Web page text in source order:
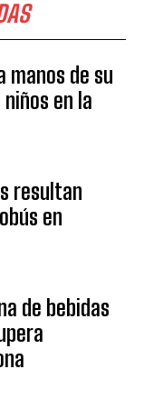
manos de su
en la
resultan
en
de bebidas